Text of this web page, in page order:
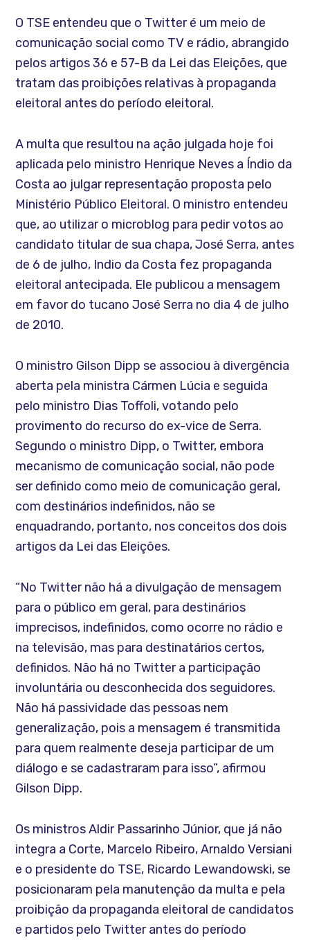
O TSE entendeu que o Twitter é um meio de
comunicação social como TV e rádio, abrangido
pelos artigos 36 e 57-B da Lei das Eleições, que
tratam das proibições relativas à propaganda
eleitoral antes do período eleitoral.
A multa que resultou na ação julgada hoje foi
aplicada pelo ministro Henrique Neves a Índio da
Costa ao julgar representação proposta pelo
Ministério Público Eleitoral. O ministro entendeu
que, ao utilizar o microblog para pedir votos ao
candidato titular de sua chapa, José Serra, antes
de 6 de julho, Indio da Costa fez propaganda
eleitoral antecipada. Ele publicou a mensagem
em favor do tucano José Serra no dia 4 de julho
de 2010.
O ministro Gilson Dipp se associou à divergência
aberta pela ministra Cármen Lúcia e seguida
pelo ministro Dias Toffoli, votando pelo
provimento do recurso do ex-vice de Serra.
Segundo o ministro Dipp, o Twitter, embora
mecanismo de comunicação social, não pode
ser definido como meio de comunicação geral,
com destinários indefinidos, não se
enquadrando, portanto, nos conceitos dos dois
artigos da Lei das Eleições.
“No Twitter não há a divulgação de mensagem
para o público em geral, para destinários
imprecisos, indefinidos, como ocorre no rádio e
na televisão, mas para destinatários certos,
definidos. Não há no Twitter a participação
involuntária ou desconhecida dos seguidores.
Não há passividade das pessoas nem
generalização, pois a mensagem é transmitida
para quem realmente deseja participar de um
diálogo e se cadastraram para isso”, afirmou
Gilson Dipp.
Os ministros Aldir Passarinho Júnior, que já não
integra a Corte, Marcelo Ribeiro, Arnaldo Versiani
e o presidente do TSE, Ricardo Lewandowski, se
posicionaram pela manutenção da multa e pela
proibição da propaganda eleitoral de candidatos
e partidos pelo Twitter antes do período